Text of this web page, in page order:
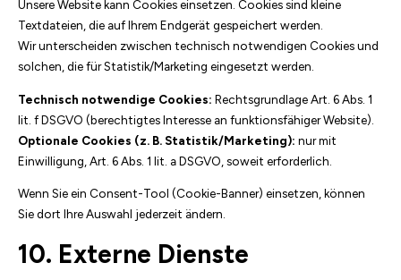
Unsere Website kann Cookies einsetzen. Cookies sind kleine
Textdateien, die auf Ihrem Endgerät gespeichert werden.
Wir unterscheiden zwischen technisch notwendigen Cookies und
solchen, die für Statistik/Marketing eingesetzt werden.
Technisch notwendige Cookies: Rechtsgrundlage Art. 6 Abs. 1
lit. f DSGVO (berechtigtes Interesse an funktionsfähiger Website).
Optionale Cookies (z. B. Statistik/Marketing): nur mit
Einwilligung, Art. 6 Abs. 1 lit. a DSGVO, soweit erforderlich.
Wenn Sie ein Consent-Tool (Cookie-Banner) einsetzen, können
Sie dort Ihre Auswahl jederzeit ändern.
10. Externe Dienste